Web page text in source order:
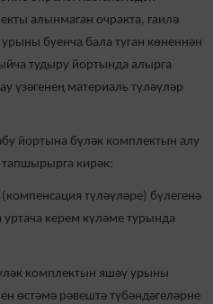
алынмаган очракта, гаилә
буенча бала туган көненнән
тудыру йортында алырга
үзәгенең материаль түләүләр
йортына бүләк комплектын алу
тапшырырга кирәк:
түләүләре) бүлегенә
керем күләме турында
комплектын яшәү урыны
өстәмә рәвештә түбәндәгеләрне